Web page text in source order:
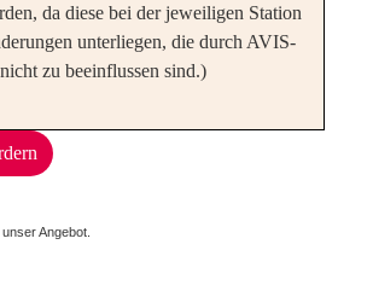
da diese bei der jeweiligen Station
unterliegen, die durch AVIS-
zu beeinflussen sind.)
Angebot.